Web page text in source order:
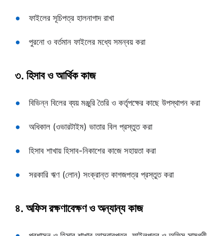
ফাইলের সূচিপত্র হালনাগাদ রাখা
পুরনো ও বর্তমান ফাইলের মধ্যে সমন্বয় করা
৩. হিসাব ও আর্থিক কাজ
বিভিন্ন বিলের ব্যয় মঞ্জুরি তৈরি ও কর্তৃপক্ষের কাছে উপস্থাপন করা
অধিকাল (ওভারটাইম) ভাতার বিল প্রস্তুত করা
হিসাব শাখায় হিসাব-নিকাশের কাজে সহায়তা করা
সরকারি ঋণ (লোন) সংক্রান্ত কাগজপত্র প্রস্তুত করা
৪. অফিস রক্ষণাবেক্ষণ ও অন্যান্য কাজ